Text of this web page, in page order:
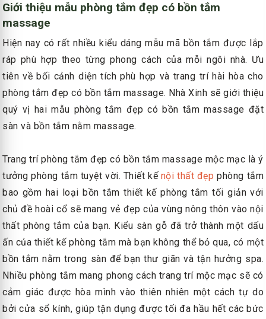
Giới thiệu mẫu phòng tắm đẹp có bồn tắm
massage
Hiện nay có rất nhiều kiểu dáng mẫu mã bồn tắm được lắp
ráp phù hợp theo từng phong cách của mỗi ngôi nhà. Ưu
tiên về bối cảnh diện tích phù hợp và trang trí hài hòa cho
phòng tắm đẹp có bồn tắm massage. Nhà Xinh sẽ giới thiệu
quý vị hai mẫu phòng tắm đẹp có bồn tắm massage đặt
sàn và bồn tắm nằm massage.
Trang trí phòng tắm đẹp có bồn tắm massage mộc mạc là ý
tưởng phòng tắm tuyệt vời. Thiết kế nội thất đẹp phòng tắm
bao gồm hai loại bồn tắm thiết kế phòng tắm tối giản với
chủ đề hoài cổ sẽ mang vẻ đẹp của vùng nông thôn vào nội
thất phòng tắm của bạn. Kiểu sàn gỗ đã trở thành một dấu
ấn của thiết kế phòng tắm mà bạn không thể bỏ qua, có một
bồn tắm nằm trong sàn để bạn thư giãn và tận hưởng spa.
Nhiều phòng tắm mang phong cách trang trí mộc mạc sẽ có
cảm giác được hòa mình vào thiên nhiên một cách tự do
bởi cửa sổ kính, giúp tận dụng được tối đa hầu hết các bức